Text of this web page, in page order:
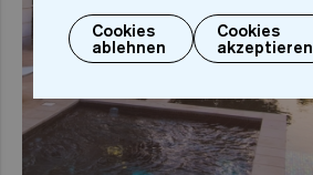
Cookies
ablehnen
Cookies
akzeptieren